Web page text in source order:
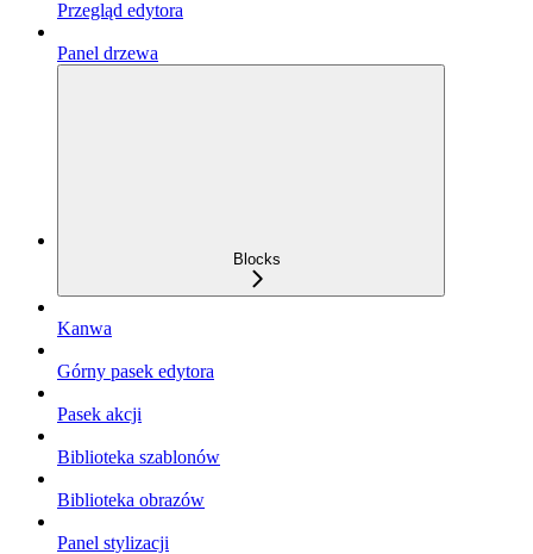
Przegląd edytora
Panel drzewa
Blocks
Kanwa
Górny pasek edytora
Pasek akcji
Biblioteka szablonów
Biblioteka obrazów
Panel stylizacji